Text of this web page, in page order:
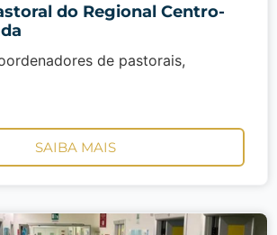
do Regional Centro-
de pastorais,
SAIBA MAIS